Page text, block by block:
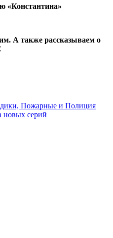
«Константина»
А также рассказываем о
Пожарные и Полиция
новых серий